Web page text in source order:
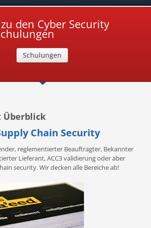
den Cyber Security
Schulungen
Chain Security
reglementierter Beauftragter, Bekannter
Lieferant, ACC3 validierung oder aber
security. Wir decken alle Bereiche ab!